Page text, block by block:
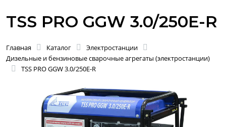
TSS PRO GGW 3.0/250E-R
Главная Каталог
Электростанции
Дизельные и бензиновые сварочные агрегаты (электростанции)
TSS PRO GGW 3.0/250E-R